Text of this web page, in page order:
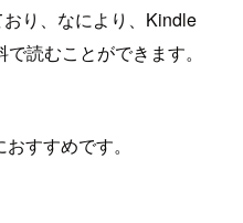
り、なにより、Kindle
読むことができます。
すすめです。